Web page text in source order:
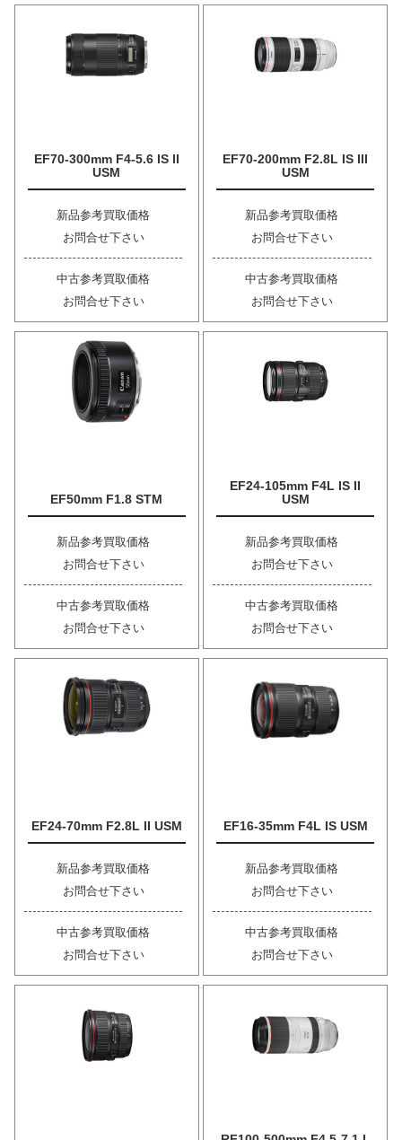
EF70-300mm F4-5.6 IS II
USM
新品参考買取価格
お問合せ下さい
中古参考買取価格
お問合せ下さい
EF70-200mm F2.8L IS III
USM
新品参考買取価格
お問合せ下さい
中古参考買取価格
お問合せ下さい
EF50mm F1.8 STM
新品参考買取価格
お問合せ下さい
中古参考買取価格
お問合せ下さい
EF24-105mm F4L IS II
USM
新品参考買取価格
お問合せ下さい
中古参考買取価格
お問合せ下さい
EF24-70mm F2.8L II USM
新品参考買取価格
お問合せ下さい
中古参考買取価格
お問合せ下さい
EF16-35mm F4L IS USM
新品参考買取価格
お問合せ下さい
中古参考買取価格
お問合せ下さい